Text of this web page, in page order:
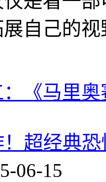
自己的
《马里
超经典
06-15